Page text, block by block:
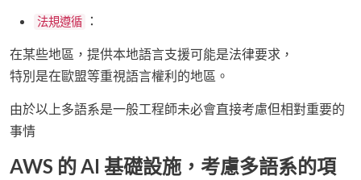
法規遵循 ：
在某些地區，提供本地語言支援可能是法律要求，
特別是在歐盟等重視語言權利的地區。
由於以上多語系是一般工程師未必會直接考慮但相對重要的
事情
AWS 的 AI 基礎設施，考慮多語系的項